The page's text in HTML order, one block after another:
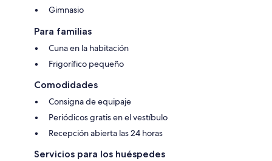
Gimnasio
Para familias
Cuna en la habitación
Frigorífico pequeño
Comodidades
Consigna de equipaje
Periódicos gratis en el vestíbulo
Recepción abierta las 24 horas
Servicios para los huéspedes